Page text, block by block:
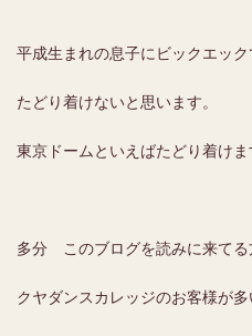
平成生まれの息子にビックエッ
たどり着けないと思います。
東京ドームといえばたどり着けま
多分 このブログを読みに来てる
クヤダンスカレッジのお客様が